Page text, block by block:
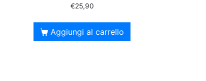
€25,90
Aggiungi al carrello